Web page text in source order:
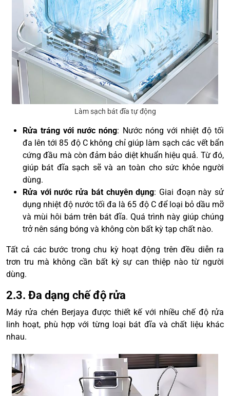
Làm sạch bát đĩa tự động
Rửa tráng với nước nóng: Nước nóng với nhiệt độ tối
đa lên tới 85 độ C không chỉ giúp làm sạch các vết bẩn
cứng đầu mà còn đảm bảo diệt khuẩn hiệu quả. Từ đó,
giúp bát đĩa sạch sẽ và an toàn cho sức khỏe người
dùng.
Rửa với nước rửa bát chuyên dụng: Giai đoạn này sử
dụng nhiệt độ nước tối đa là 65 độ C để loại bỏ dầu mỡ
và mùi hôi bám trên bát đĩa. Quá trình này giúp chúng
trở nên sáng bóng và không còn bất kỳ tạp chất nào.
Tất cả các bước trong chu kỳ hoạt động trên đều diễn ra
trơn tru mà không cần bất kỳ sự can thiệp nào từ người
dùng.
2.3. Đa dạng chế độ rửa
Máy rửa chén Berjaya được thiết kế với nhiều chế độ rửa
linh hoạt, phù hợp với từng loại bát đĩa và chất liệu khác
nhau.